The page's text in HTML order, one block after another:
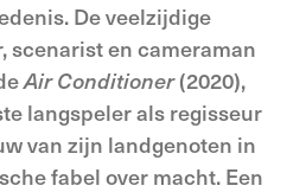
De veelzijdige
scenarist en cameraman
Air Conditioner(2020),
langspeler als regisseur
van zijn landgenoten in
fabel over macht. Een